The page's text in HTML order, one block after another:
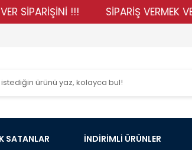
!!! SİPARİŞ VERMEK VE
SATANLAR İNDİRİMLİ ÜRÜNLER